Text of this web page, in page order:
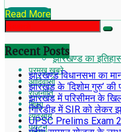
झारखण्ड का
प्रमुख खबरे
आदिवासी
राजनीति
शिक्षा
व्यवसाय
पर्यटन
Read More
Recent Posts
झारखण्ड विधानसभा का
झारखंड के ‘दिशोम गुरु’
झारखंड में परिसीमन के
गिरिडीह में SIR को लेकर
UPSC Prelims Exam